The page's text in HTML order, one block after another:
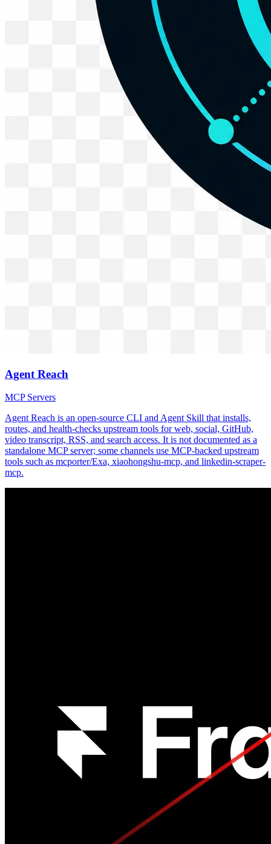
Agent Reach
MCP Servers
Agent Reach is an open-source CLI and Agent Skill that installs,
routes, and health-checks upstream tools for web, social, GitHub,
video transcript, RSS, and search access. It is not documented as a
standalone MCP server; some channels use MCP-backed upstream
tools such as mcporter/Exa, xiaohongshu-mcp, and linkedin-scraper-
mcp.